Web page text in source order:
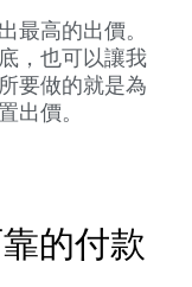
最高的出價。
，也可以讓我
要做的就是為
出價。
的付款